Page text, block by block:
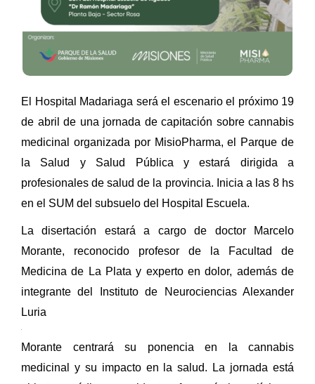
El Hospital Madariaga será el escenario el próximo 19
de abril de una jornada de capitación sobre cannabis
medicinal organizada por MisioPharma, el Parque de
la Salud y Salud Pública y estará dirigida a
profesionales de salud de la provincia. Inicia a las 8 hs
en el SUM del subsuelo del Hospital Escuela.
La disertación estará a cargo de doctor Marcelo
Morante, reconocido profesor de la Facultad de
Medicina de La Plata y experto en dolor, además de
integrante del Instituto de Neurociencias Alexander
Luria
Morante centrará su ponencia en la cannabis
medicinal y su impacto en la salud. La jornada está